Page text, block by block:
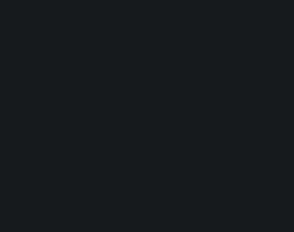
дни рождения и